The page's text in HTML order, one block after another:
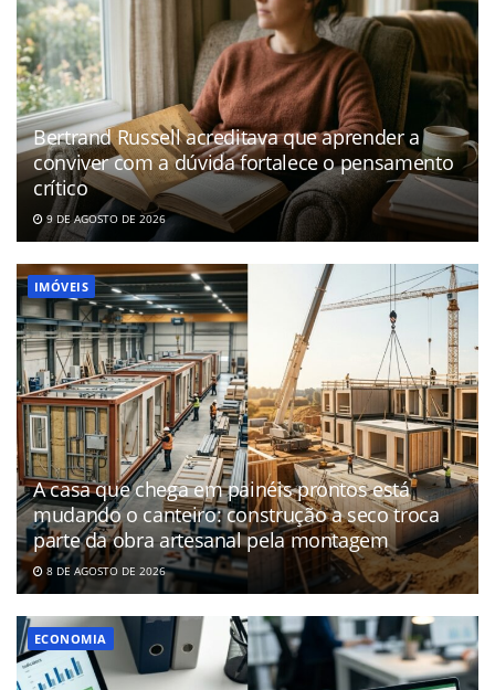
Bertrand Russell acreditava que aprender a
conviver com a dúvida fortalece o pensamento
crítico
9 DE AGOSTO DE 2026
IMÓVEIS
A casa que chega em painéis prontos está
mudando o canteiro: construção a seco troca
parte da obra artesanal pela montagem
8 DE AGOSTO DE 2026
ECONOMIA